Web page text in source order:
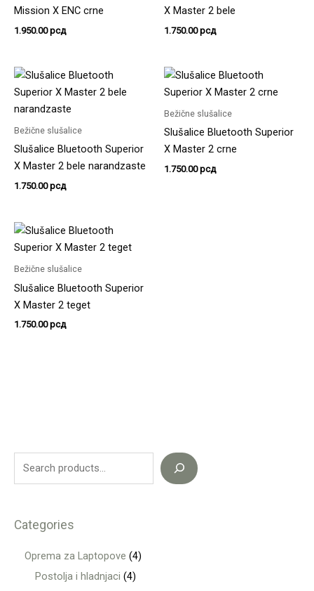
Categories
Oprema za Laptopove 4
Postolja i hladnjaci 4
Mission X ENC crne
1.950.00рсд
X Master 2 bele
1.750.00рсд
Bežične slušalice
Slušalice Bluetooth Superior
X Master 2 bele narandzaste
1.750.00рсд
Bežične slušalice
Slušalice Bluetooth Superior
X Master 2 crne
1.750.00рсд
Bežične slušalice
Slušalice Bluetooth Superior
X Master 2 teget
1.750.00рсд